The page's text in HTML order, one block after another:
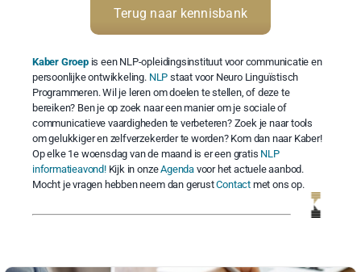
Terug naar kennisbank
Kaber Groepis een NLP-opleidingsinstituut voor communicatie en
persoonlijke ontwikkeling. NLP staat voor Neuro Linguïstisch
Programmeren. Wil je leren om doelen te stellen, of deze te
bereiken? Ben je op zoek naar een manier om je sociale of
communicatieve vaardigheden te verbeteren? Zoek je naar tools
om gelukkiger en zelfverzekerder te worden? Kom dan naar Kaber!
Op elke 1e woensdag van de maand is er een gratis NLP
informatieavond!Kijk in onzeAgendavoor het actuele aanbod.
Mocht je vragen hebben neem dan gerustContact met ons op.